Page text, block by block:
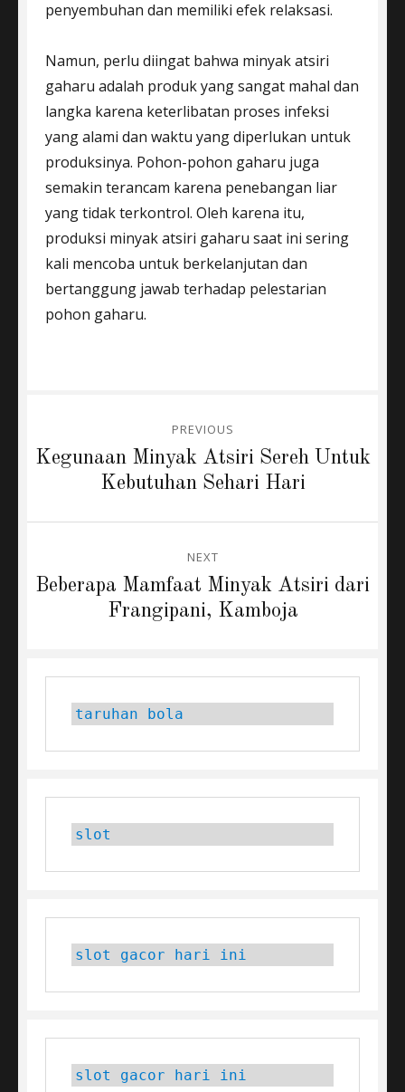
penyembuhan dan memiliki efek relaksasi.
Namun, perlu diingat bahwa minyak atsiri
gaharu adalah produk yang sangat mahal dan
langka karena keterlibatan proses infeksi
yang alami dan waktu yang diperlukan untuk
produksinya. Pohon-pohon gaharu juga
semakin terancam karena penebangan liar
yang tidak terkontrol. Oleh karena itu,
produksi minyak atsiri gaharu saat ini sering
kali mencoba untuk berkelanjutan dan
bertanggung jawab terhadap pelestarian
pohon gaharu.
navigation
PREVIOUS
Previous
Kegunaan Minyak Atsiri Sereh Untuk
Kebutuhan Sehari Hari
NEXT
Next
Beberapa Mamfaat Minyak Atsiri dari
Frangipani, Kamboja
taruhan bola
slot
slot gacor hari ini
slot gacor hari ini